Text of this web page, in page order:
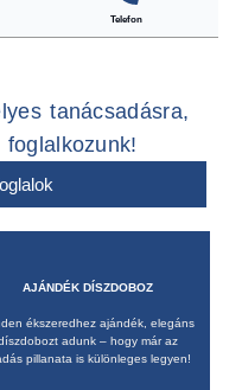
AJÁNDÉK DÍSZDOBOZ
ékszeredhez ajándék, elegáns
adunk – hogy már az
pillanata is különleges legyen!
Telefon
tanácsadásra,